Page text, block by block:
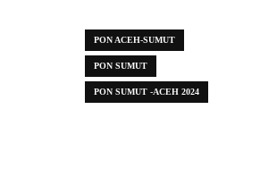
PON ACEH-SUMUT
PON SUMUT
PON SUMUT -ACEH 2024